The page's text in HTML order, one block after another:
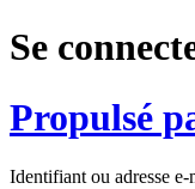
Se
Propulsé
Identifiant ou adresse e-